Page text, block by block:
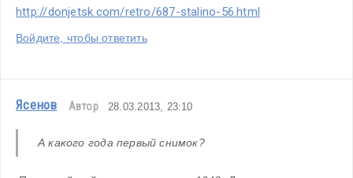
http://donjetsk.com/retro/687-stalino-56.html
Войдите, чтобы ответить
Ясенов Автор 28.03.2013, 23:10
А какого года первый снимок?